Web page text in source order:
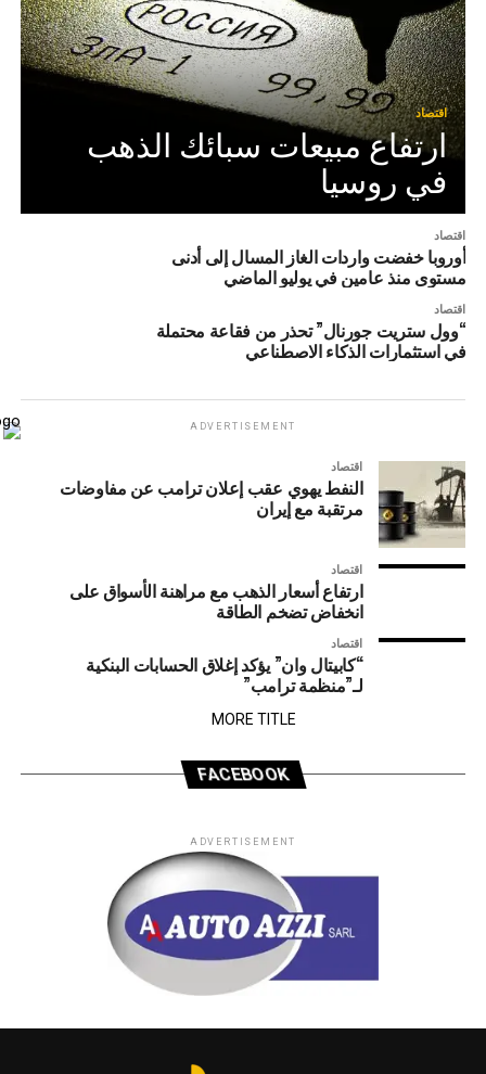
اقتصاد
ارتفاع مبيعات سبائك الذهب
في روسيا
اقتصاد
أوروبا خفضت واردات الغاز المسال إلى أدنى
مستوى منذ عامين في يوليو الماضي
اقتصاد
“وول ستريت جورنال” تحذر من فقاعة محتملة
في استثمارات الذكاء الاصطناعي
ADVERTISEMENT
اقتصاد
النفط يهوي عقب إعلان ترامب عن مفاوضات
مرتقبة مع إيران
اقتصاد
ارتفاع أسعار الذهب مع مراهنة الأسواق على
انخفاض تضخم الطاقة
اقتصاد
“كابيتال وان” يؤكد إغلاق الحسابات البنكية
لـ”منظمة ترامب”
MORE TITLE
FACEBOOK
ADVERTISEMENT